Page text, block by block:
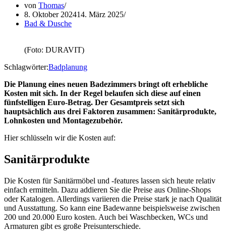
von Thomas
8. Oktober 202414. März 2025
Bad & Dusche
(Foto: DURAVIT)
Schlagwörter:Badplanung
Die Planung eines neuen Badezimmers bringt oft erhebliche
Kosten mit sich. In der Regel belaufen sich diese auf einen
fünfstelligen Euro-Betrag. Der Gesamtpreis setzt sich
hauptsächlich aus drei Faktoren zusammen: Sanitärprodukte,
Lohnkosten und Montagezubehör.
Hier schlüsseln wir die Kosten auf:
Sanitärprodukte
Die Kosten für Sanitärmöbel und -features lassen sich heute relativ
einfach ermitteln. Dazu addieren Sie die Preise aus Online-Shops
oder Katalogen. Allerdings variieren die Preise stark je nach Qualität
und Ausstattung. So kann eine Badewanne beispielsweise zwischen
200 und 20.000 Euro kosten. Auch bei Waschbecken, WCs und
Armaturen gibt es große Preisunterschiede.